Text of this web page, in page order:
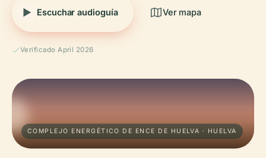
Escuchar audioguía Ver mapa
Verificado April 2026
COMPLEJO ENERGÉTICO DE ENCE DE HUELVA · HUELVA